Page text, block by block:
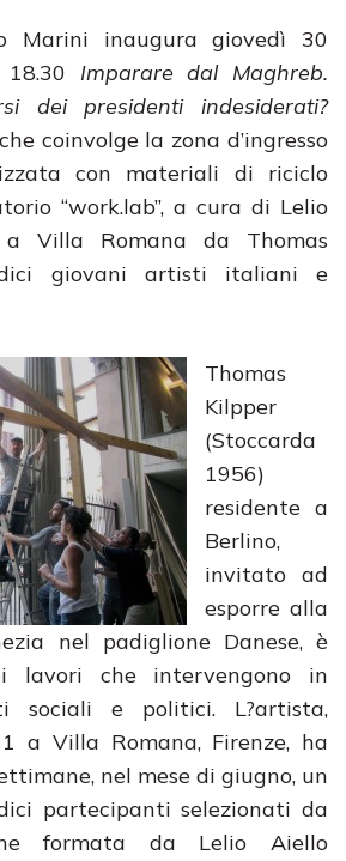
Marini inaugura giovedì 30
Imparare dal Maghreb.
dei presidenti indesiderati?
coinvolge la zona d’ingresso
con materiali di riciclo
“work.lab”, a cura di Lelio
Villa Romana da Thomas
giovani artisti italiani e
Thomas
Kilpper
(Stoccarda
1956)
residente a
Berlino,
invitato ad
esporre alla
nel padiglione Danese, è
lavori che intervengono in
sociali e politici. L?artista,
a Villa Romana, Firenze, ha
nel mese di giugno, un
partecipanti selezionati da
formata da Lelio Aiello